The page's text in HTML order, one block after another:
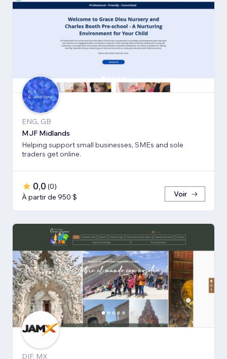
ENG, GB
MJF Midlands
Helping support small businesses, SMEs and sole
traders get online.
0,0 (0)
À partir de 950 $
Voir
DIF, MX